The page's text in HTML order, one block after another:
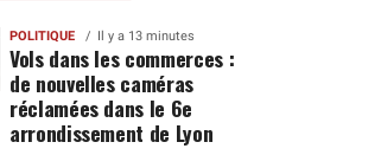
POLITIQUE Il y a 13 minutes
Vols dans les commerces :
de nouvelles caméras
réclamées dans le 6e
arrondissement de Lyon